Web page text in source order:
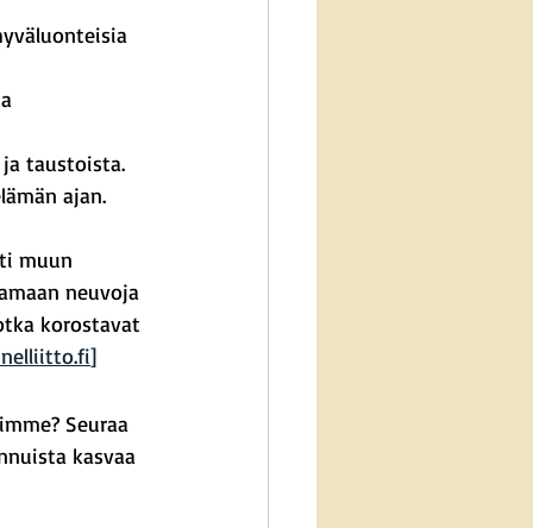
taustoista.
ajan.
muun
neuvoja
korostavat
]
Seuraa
kasvaa